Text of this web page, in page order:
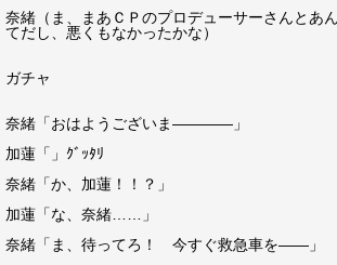
奈緒（ま、まあＣＰのプロデューサーさんとあ
てだし、悪くもなかったかな）
ガチャ
奈緒「おはようございま――――」
加蓮「」ｸﾞｯﾀﾘ
奈緒「か、加蓮！！？」
加蓮「な、奈緒……」
奈緒「ま、待ってろ！ 今すぐ救急車を――」